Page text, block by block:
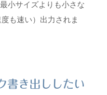
小サイズよりも小さな
も速い）出力されま
書き出ししたい